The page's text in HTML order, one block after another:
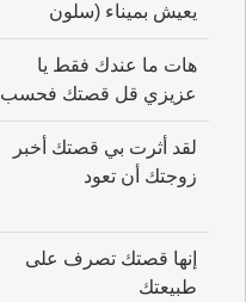
يعيش بميناء (سلون
هات ما عندك فقط يا
عزيزي قل قصتك فحسب
لقد أثرت بي قصتك أخبر
زوجتك أن تعود
إنها قصتك تصرف على
طبيعتك